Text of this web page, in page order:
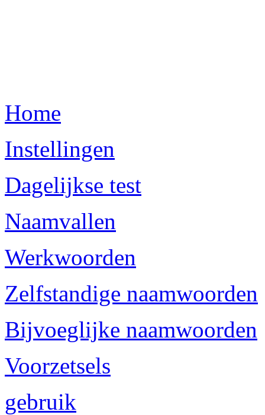
Home
Instellingen
Dagelijkse test
Naamvallen
Werkwoorden
Zelfstandige naamwoorden
Bijvoeglijke naamwoorden
Voorzetsels
gebruik